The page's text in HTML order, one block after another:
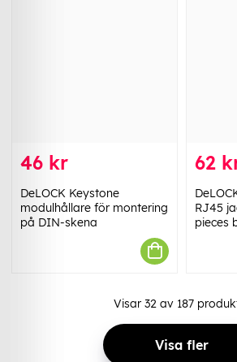
46 kr
DeLOCK Keystone
modulhållare för montering
på DIN-skena
62
RJ45
pieces
Visar 32av 187
Visa fler